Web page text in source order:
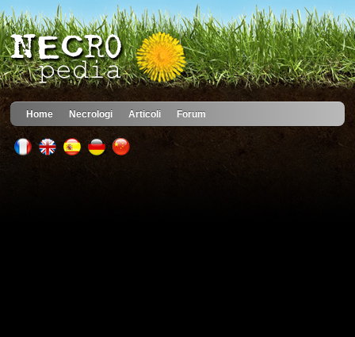
Home Necrologi Articoli Forum